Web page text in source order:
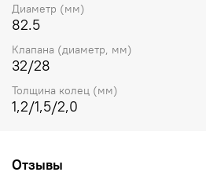
Диаметр (мм)
82.5
Клапана (диаметр, мм)
32/28
Толщина колец (мм)
1,2/1,5/2,0
Отзывы